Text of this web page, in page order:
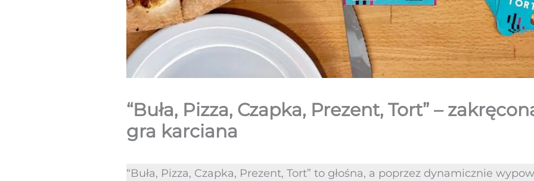
“Buła, Pizza, Czapka, Prezent, Tort” –
gra karciana
“Buła, Pizza, Czapka, Prezent, Tort” to głośna, a poprzez dynamicznie